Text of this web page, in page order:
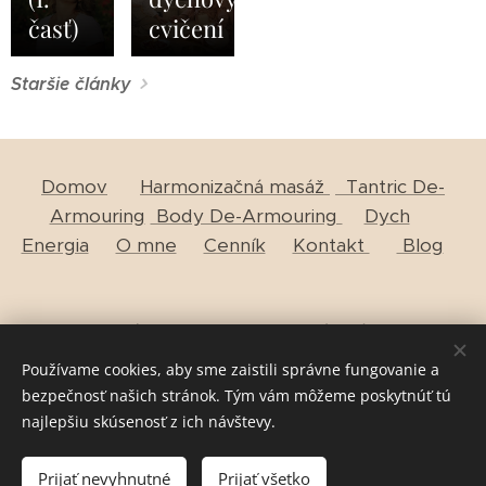
časť)
cvičení
Staršie články
Domov Harmonizačná masáž
Tantric De-
Armouring Body De-Armouring
Dych
Energia
O mne Cenník Kontakt Blog
Zásady ochrany osobných údajov
Všetky práva vyhradené
©Lucia Jasna 2022
Používame cookies, aby sme zaistili správne fungovanie a
bezpečnosť našich stránok. Tým vám môžeme poskytnúť tú
najlepšiu skúsenosť z ich návštevy.
Prijať nevyhnutné Prijať všetko